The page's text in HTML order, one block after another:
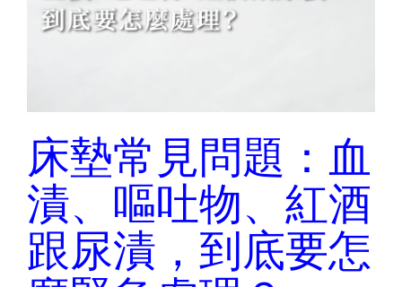
床墊常見問題：血
漬、嘔吐物、紅酒
跟尿漬，到底要怎